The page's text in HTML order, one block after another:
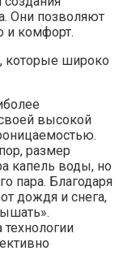
Они позволяют
и комфорт.
которые широко
высокой
размер
капель воды, но
пара. Благодаря
дождя и снега,